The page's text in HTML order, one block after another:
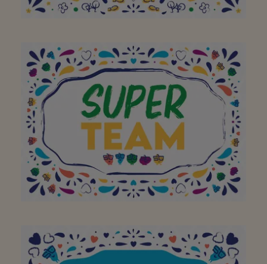
Aan mijn favoriete
buurtsuper waar ik met
plezier, en met de fiets
of te voet,
boodschappen kan gaan
doen! Bedankt!
Aan het hele team om